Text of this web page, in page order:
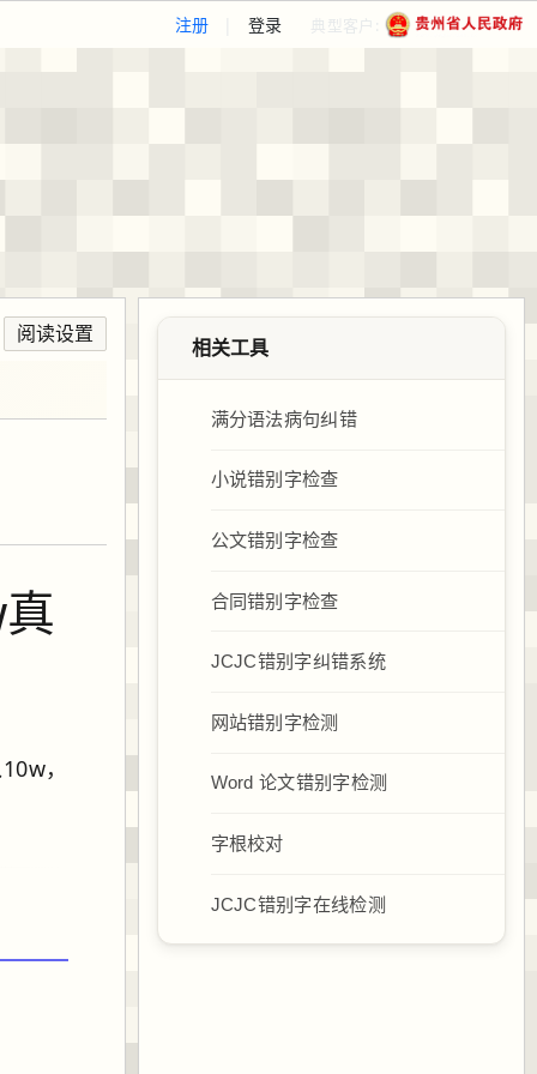
注册 登录 典型客户:
阅读设置
，
相关工具
满分语法病句纠错
小说错别字检查
公文错别字检查
合同错别字检查
JCJC错别字纠错系统
网站错别字检测
Word 论文错别字检测
字根校对
JCJC错别字在线检测